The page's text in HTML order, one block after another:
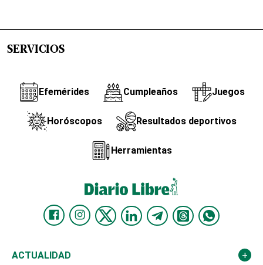
SERVICIOS
Efemérides Cumpleaños Juegos
Horóscopos Resultados deportivos
Herramientas
ACTUALIDAD